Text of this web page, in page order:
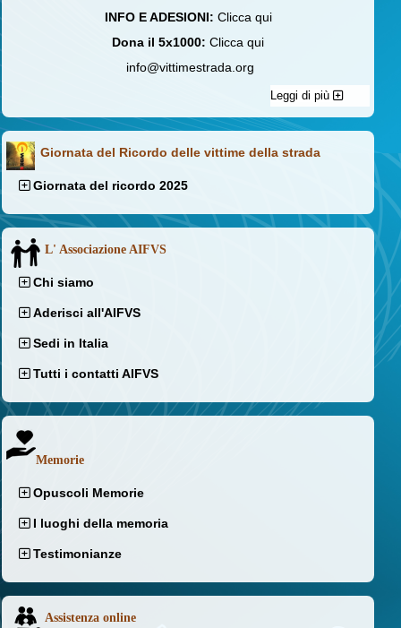
INFO E ADESIONI: Clicca qui
Dona il 5x1000: Clicca qui
info@vittimestrada.org
Leggi di più
Giornata del Ricordo delle vittime della strada
Giornata del ricordo 2025
L' Associazione AIFVS
Chi siamo
Aderisci all'AIFVS
Sedi in Italia
Tutti i contatti AIFVS
Memorie
Opuscoli Memorie
I luoghi della memoria
Testimonianze
Assistenza online